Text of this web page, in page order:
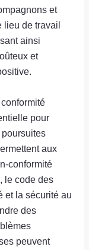
et
lieu de travail
ainsi
et
pour
aux
conformité
le code des
et la sécurité au
des
peuvent